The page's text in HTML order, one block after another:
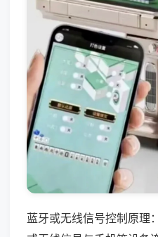
蓝牙或无线信号控制原理